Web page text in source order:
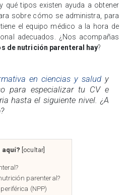
qué tipos existen ayuda a obtener
sobre cómo se administra, para
el equipo médico a la hora de
adecuados. ¿Nos acompañas
de nutrición parenteral hay?
en ciencias y salud y
para especializar tu CV e
hasta el siguiente nivel. ¿A
aquí? ocultar
parenteral?
(NPP)